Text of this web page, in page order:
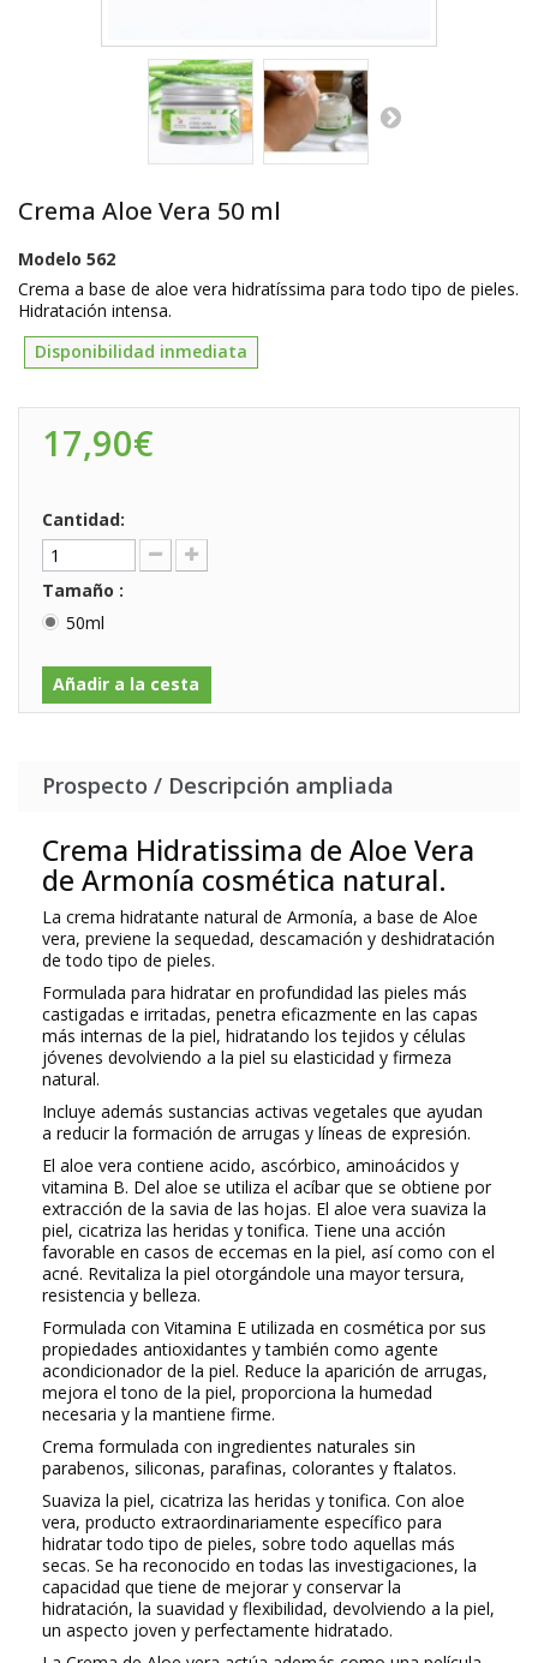
Crema Aloe Vera 50 ml
Modelo 562
Crema a base de aloe vera hidratíssima para todo tipo de pieles.
Hidratación intensa.
Disponibilidad inmediata
17,90€
Cantidad:
Tamaño :
50ml
Añadir a la cesta
Prospecto / Descripción ampliada
Crema Hidratissima de Aloe Vera
de Armonía cosmética natural.
La crema hidratante natural de Armonía, a base de Aloe
vera, previene la sequedad, descamación y deshidratación
de todo tipo de pieles.
Formulada para hidratar en profundidad las pieles más
castigadas e irritadas, penetra eficazmente en las capas
más internas de la piel, hidratando los tejidos y células
jóvenes devolviendo a la piel su elasticidad y firmeza
natural.
Incluye además sustancias activas vegetales que ayudan
a reducir la formación de arrugas y líneas de expresión.
El aloe vera contiene acido, ascórbico, aminoácidos y
vitamina B. Del aloe se utiliza el acíbar que se obtiene por
extracción de la savia de las hojas. El aloe vera suaviza la
piel, cicatriza las heridas y tonifica. Tiene una acción
favorable en casos de eccemas en la piel, así como con el
acné. Revitaliza la piel otorgándole una mayor tersura,
resistencia y belleza.
Formulada con Vitamina E utilizada en cosmética por sus
propiedades antioxidantes y también como agente
acondicionador de la piel. Reduce la aparición de arrugas,
mejora el tono de la piel, proporciona la humedad
necesaria y la mantiene firme.
Crema formulada con ingredientes naturales sin
parabenos, siliconas, parafinas, colorantes y ftalatos.
Suaviza la piel, cicatriza las heridas y tonifica. Con aloe
vera, producto extraordinariamente específico para
hidratar todo tipo de pieles, sobre todo aquellas más
secas. Se ha reconocido en todas las investigaciones, la
capacidad que tiene de mejorar y conservar la
hidratación, la suavidad y flexibilidad, devolviendo a la piel,
un aspecto joven y perfectamente hidratado.